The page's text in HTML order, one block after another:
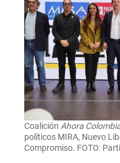
Coalición Ahora
políticos MIRA, Nuevo
Compromiso. FOTO: